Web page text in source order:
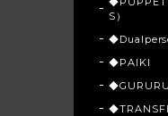
S）
◆PAIKI
◆GURURU